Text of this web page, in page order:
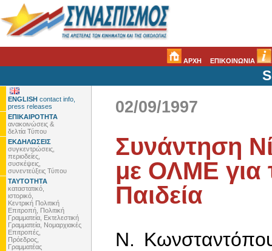
ΑΡΧΗ ΕΠΙΚΟΙΝΩΝΙΑ
ENGLISH contact info,
press releases
ΕΠΙΚΑΙΡΟΤΗΤΑ
ανακοινώσεις &
δελτία Τύπου
ΕΚΔΗΛΩΣΕΙΣ
συγκεντρώσεις,
περιοδείες,
συσκέψεις,
συνεντεύξεις Τύπου
ΤΑΥΤΟΤΗΤΑ
καταστατικό,
ιστορικό,
Κεντρική Πολιτική
Επιτροπή, Πολιτική
Γραμματεία, Εκτελεστική
Γραμματεία, Νομαρχιακές
Επιτροπές,
Πρόεδρος,
Γραμματέας
02/09/1997
Συνάντηση
με ΟΛΜΕ για
Παιδεία
Ν.